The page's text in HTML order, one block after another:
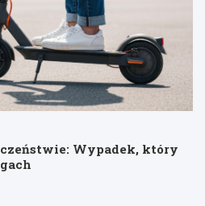
Wypadek, który